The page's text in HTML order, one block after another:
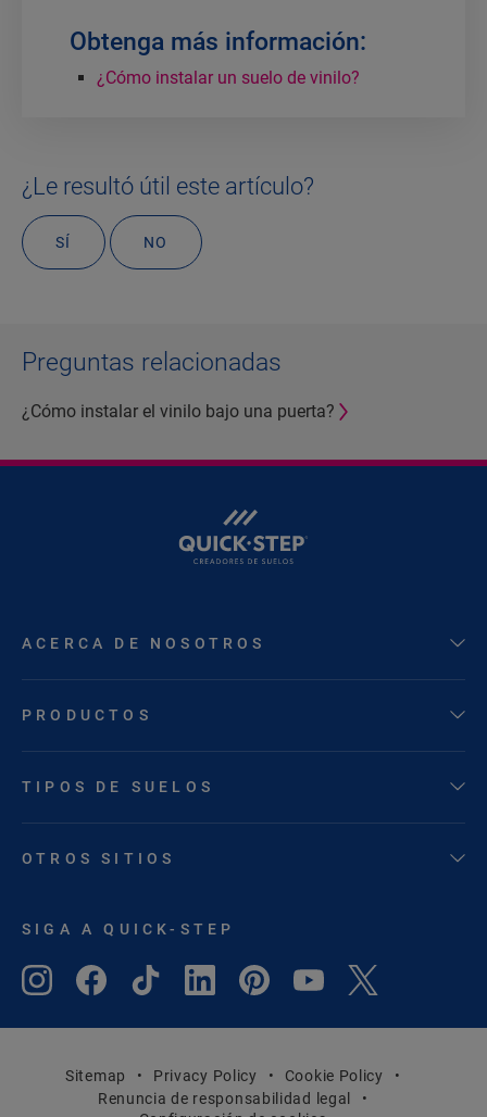
Obtenga más información:
¿Cómo instalar un suelo de vinilo?
¿Le resultó útil este artículo?
SÍ NO
Preguntas relacionadas
¿Cómo instalar el vinilo bajo una puerta?
ACERCA DE NOSOTROS
PRODUCTOS
TIPOS DE SUELOS
OTROS SITIOS
SIGA A QUICK-STEP
Sitemap Privacy Policy
Cookie Policy
Renuncia de responsabilidad legal